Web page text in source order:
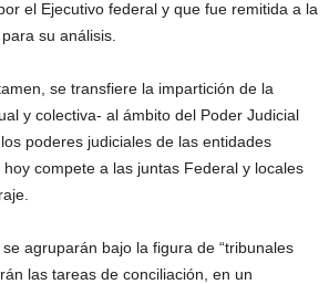
el Ejecutivo federal y que fue remitida a la
su análisis.
se transfiere la impartición de la
y colectiva- al ámbito del Poder Judicial
poderes judiciales de las entidades
compete a las juntas Federal y locales
agruparán bajo la figura de “tribunales
las tareas de conciliación, en un